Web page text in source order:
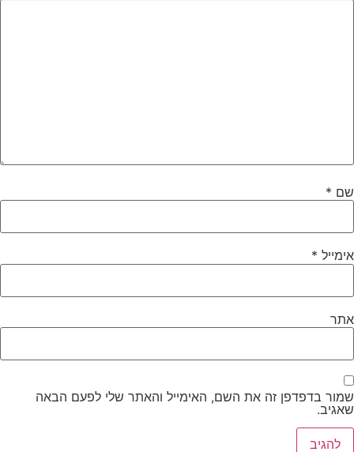
שם *
אימייל *
אתר
שמור בדפדפן זה את השם, האימייל והאתר שלי לפעם הבאה
שאגיב.